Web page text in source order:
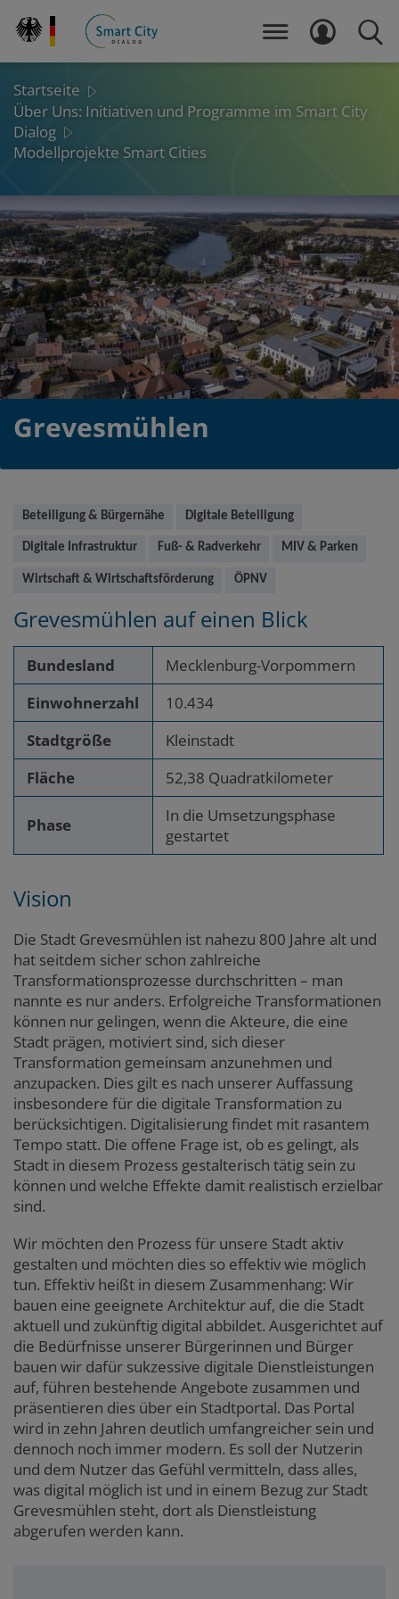
zum
MENÜ LOGIN
Startseite
Über Uns: Initiativen und Programme im Smart City
Dialog
Modellprojekte Smart Cities
Grevesmühlen
Main
Beteiligung & Bürgernähe Digitale Beteiligung
Digitale Infrastruktur Fuß- & Radverkehr MIV & Parken
Wirtschaft & Wirtschaftsförderung ÖPNV
Grevesmühlen auf einen Blick
Bundesland
Mecklenburg-Vorpommern
Einwohnerzahl
10.434
Stadtgröße
Kleinstadt
Fläche
52,38 Quadratkilometer
Phase
In die Umsetzungsphase
gestartet
Vision
Die Stadt Grevesmühlen ist nahezu 800 Jahre alt und
hat seitdem sicher schon zahlreiche
Transformationsprozesse durchschritten – man
nannte es nur anders. Erfolgreiche Transformationen
können nur gelingen, wenn die Akteure, die eine
Stadt prägen, motiviert sind, sich dieser
Transformation gemeinsam anzunehmen und
anzupacken. Dies gilt es nach unserer Auffassung
insbesondere für die digitale Transformation zu
berücksichtigen. Digitalisierung findet mit rasantem
Tempo statt. Die offene Frage ist, ob es gelingt, als
Stadt in diesem Prozess gestalterisch tätig sein zu
können und welche Effekte damit realistisch erzielbar
sind.
Wir möchten den Prozess für unsere Stadt aktiv
gestalten und möchten dies so effektiv wie möglich
tun. Effektiv heißt in diesem Zusammenhang: Wir
bauen eine geeignete Architektur auf, die die Stadt
aktuell und zukünftig digital abbildet. Ausgerichtet auf
die Bedürfnisse unserer Bürgerinnen und Bürger
bauen wir dafür sukzessive digitale Dienstleistungen
auf, führen bestehende Angebote zusammen und
präsentieren dies über ein Stadtportal. Das Portal
wird in zehn Jahren deutlich umfangreicher sein und
dennoch noch immer modern. Es soll der Nutzerin
und dem Nutzer das Gefühl vermitteln, dass alles,
was digital möglich ist und in einem Bezug zur Stadt
Grevesmühlen steht, dort als Dienstleistung
abgerufen werden kann.